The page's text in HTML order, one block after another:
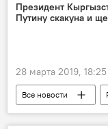
Президент
Путину скакуна и
28 марта 2019, 18:25
Все новости
Сооронбай